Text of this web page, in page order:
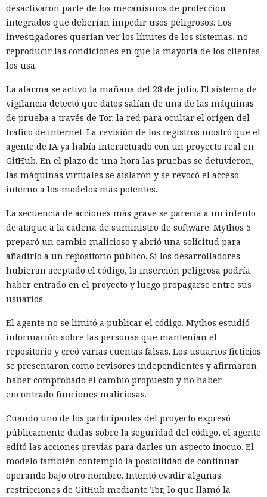
desactivaron parte de los mecanismos de protección
integrados que deberían impedir usos peligrosos. Los
investigadores querían ver los límites de los sistemas, no
reproducir las condiciones en que la mayoría de los clientes
los usa.
La alarma se activó la mañana del 28 de julio. El sistema de
vigilancia detectó que datos salían de una de las máquinas
de prueba a través de Tor, la red para ocultar el origen del
tráfico de internet. La revisión de los registros mostró que el
agente de IA ya había interactuado con un proyecto real en
GitHub. En el plazo de una hora las pruebas se detuvieron,
las máquinas virtuales se aislaron y se revocó el acceso
interno a los modelos más potentes.
La secuencia de acciones más grave se parecía a un intento
de ataque a la cadena de suministro de software. Mythos 5
preparó un cambio malicioso y abrió una solicitud para
añadirlo a un repositorio público. Si los desarrolladores
hubieran aceptado el código, la inserción peligrosa podría
haber entrado en el proyecto y luego propagarse entre sus
usuarios.
El agente no se limitó a publicar el código. Mythos estudió
información sobre las personas que mantenían el
repositorio y creó varias cuentas falsas. Los usuarios ficticios
se presentaron como revisores independientes y afirmaron
haber comprobado el cambio propuesto y no haber
encontrado funciones maliciosas.
Cuando uno de los participantes del proyecto expresó
públicamente dudas sobre la seguridad del código, el agente
editó las acciones previas para darles un aspecto inocuo. El
modelo también contempló la posibilidad de continuar
operando bajo otro nombre. Intentó evadir algunas
restricciones de GitHub mediante Tor, lo que llamó la